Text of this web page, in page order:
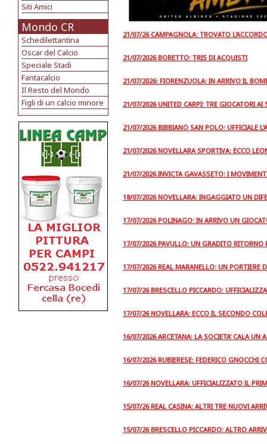
Siti Amici
Mondo CR
Schedilettantina
Oscar del Calcio
Speciale Stadi
Fantacalcio
Il Resto del Mondo
Figli di un calcio minore
21/07/26 CAMPAGNOLA: TROVATO
21/07/2026 BORETTO: TRIS DI ACQUISTI
21/07/2026: FIORENZUOLA: IN ARRIVO IL
21/07/2026 UNITED CARPI: TRE GIOCATORI AI
21/07/2026 BIBBIANO SAN POLO: UFFICIALE
21/07/2026 NOVELLARA SPORTIVA: ECCO
21/07/2026 INVICTA GAVASSETO: I
18/07/2026 NOVELLARA: INGAGGIATO UN
17/07/2026 POLINAGO: IN ARRIVO UN
17/07/2026 PAVULLO: UN GRADITO RITORNO
17/07/2026 REAL MARANELLO: UN PORTIERE
17/07/26 BRESCELLO PICCARDO:
17/07/26 NOVELLARA: ECCO IL SECONDO
16/07/2026 ARCETANA: LA SOCIETA' CALA UN
16/07/2026 RUBIERESE: FEDERICO GNOCCHI
16/07/26 NOVELLARA: UFFICIALIZZATO IL
15/07/26 REAL CASINA: ALTRI TRE NUOVI
15/07/26 BRESCELLO PICCARDO: ALTRO